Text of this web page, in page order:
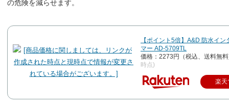
の危険を減らせます。
【ポイント5倍】A&D 防水イン
マー AD-5709TL
価格：2273円（税込、送料無
時点)
楽天